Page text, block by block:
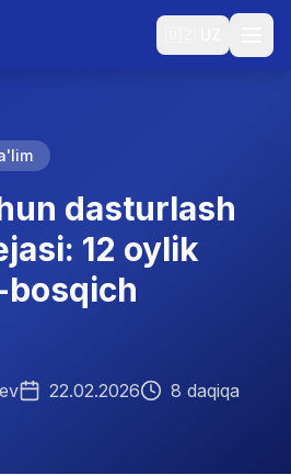
dasturlash
12 oylik
22.02.2026 8 daqiqa